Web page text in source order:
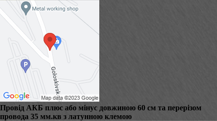
Провід АКБ плюс або мінус довжиною 60 см та перерізом
провода 35 мм.кв з латунною клемою